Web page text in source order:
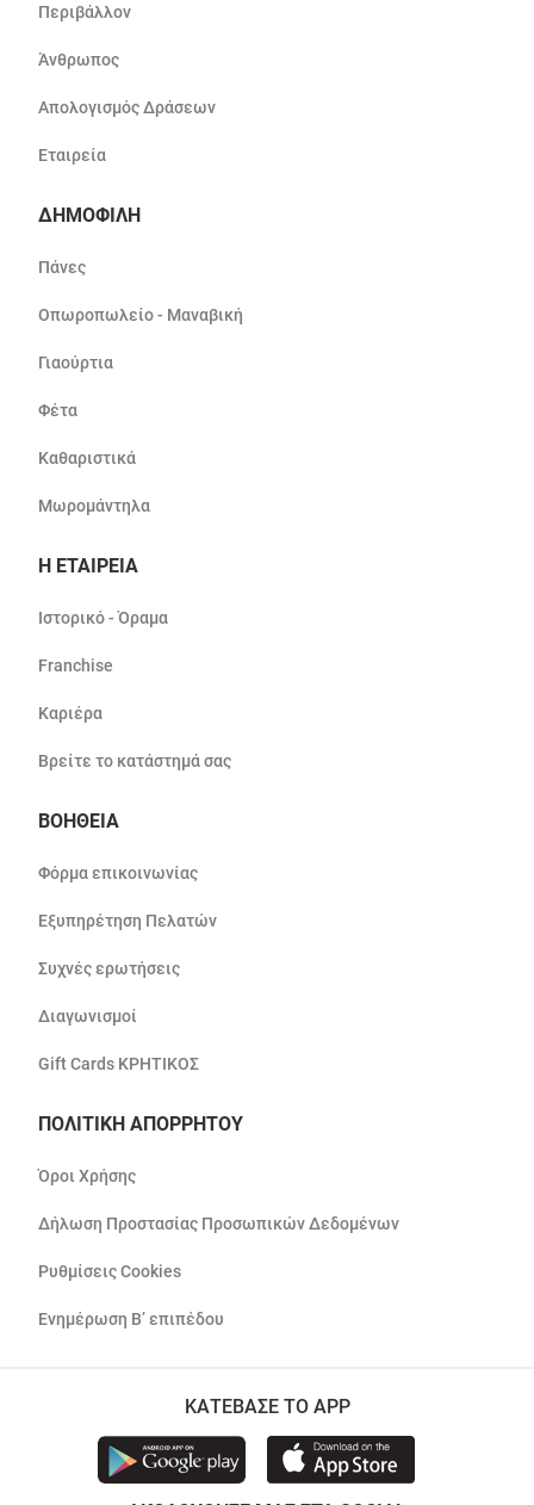
Περιβάλλον
Άνθρωπος
Απολογισμός Δράσεων
Εταιρεία
ΔΗΜΟΦΙΛΗ
Πάνες
Οπωροπωλείο - Μαναβική
Γιαούρτια
Φέτα
Καθαριστικά
Μωρομάντηλα
Η ΕΤΑΙΡΕΙΑ
Ιστορικό - Όραμα
Franchise
Καριέρα
Βρείτε το κατάστημά σας
ΒΟΗΘΕΙΑ
Φόρμα επικοινωνίας
Εξυπηρέτηση Πελατών
Συχνές ερωτήσεις
Διαγωνισμοί
Gift Cards ΚΡΗΤΙΚΟΣ
ΠΟΛΙΤΙΚΗ ΑΠΟΡΡΗΤΟΥ
Όροι Χρήσης
Δήλωση Προστασίας Προσωπικών Δεδομένων
Ρυθμίσεις Cookies
Ενημέρωση Β’ επιπέδου
ΚΑΤΕΒΑΣΕ ΤΟ APP